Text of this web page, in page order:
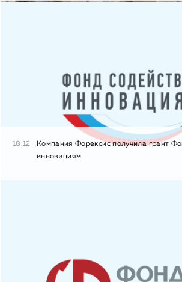
18.12
Компания Форексис получила грант
инновациям